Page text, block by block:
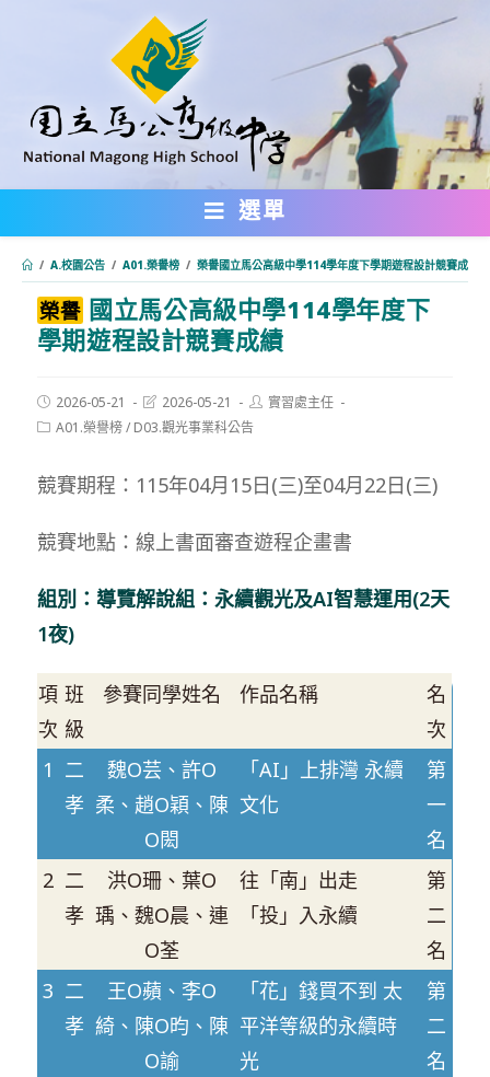
內
選單
/ A.校園公告 / A01.榮譽榜 / 榮譽國立馬公高級中學114學年度下學期遊程設計競賽成績
榮譽 國立馬公高級中學114學年度下
學期遊程設計競賽成績
Post
published:
2026-05-21
Post
last
modified:
2026-05-21
Post
author:
實習處主任
PostA01.榮譽榜/ D03.觀光事業科公告
競賽期程：115年04月15日(三)至04月22日(三)
競賽地點：線上書面審查遊程企畫書
組別：導覽解說組：永續觀光及AI智慧運用(2天
1夜)
項
次
班
級
參賽同學姓名 作品名稱
名
次
1 二
孝
魏O芸、許O
柔、趙O穎、陳
O閎
「AI」上排灣 永續
文化
第
一
名
2 二
孝
洪O珊、葉O
瑀、魏O晨、連
O荃
往「南」出走
「投」入永續
第
二
名
3 二
孝
王O蘋、李O
綺、陳O昀、陳
O諭
「花」錢買不到 太
平洋等級的永續時
光
第
二
名